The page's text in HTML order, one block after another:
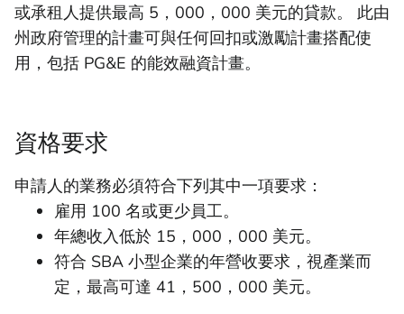
或承租人提供最高 5，000，000 美元的貸款。 此由
州政府管理的計畫可與任何回扣或激勵計畫搭配使
用，包括 PG&E 的能效融資計畫。
資格要求
申請人的業務必須符合下列其中一項要求：
雇用 100 名或更少員工。
年總收入低於 15，000，000 美元。
符合 SBA 小型企業的年營收要求，視產業而
定，最高可達 41，500，000 美元。